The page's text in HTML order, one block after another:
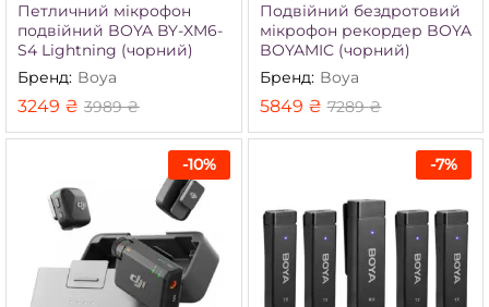
Петличний мікрофон
подвійний BOYA BY-XM6-
S4 Lightning (чорний)
Бренд: Boya
3249 ₴ 3989₴
Подвійний бездротовий
мікрофон рекордер BOYA
BOYAMIC (чорний)
Бренд: Boya
5849 ₴ 7289₴
-10% -7%